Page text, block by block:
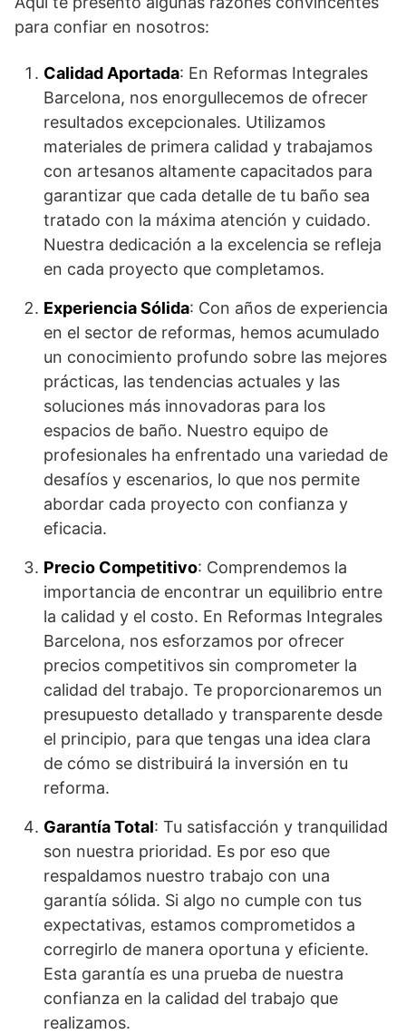
para confiar en nosotros:
Calidad Aportada: En Reformas Integrales
Barcelona, nos enorgullecemos de ofrecer
resultados excepcionales. Utilizamos
materiales de primera calidad y trabajamos
con artesanos altamente capacitados para
garantizar que cada detalle de tu baño sea
tratado con la máxima atención y cuidado.
Nuestra dedicación a la excelencia se refleja
en cada proyecto que completamos.
Experiencia Sólida: Con años de experiencia
en el sector de reformas, hemos acumulado
un conocimiento profundo sobre las mejores
prácticas, las tendencias actuales y las
soluciones más innovadoras para los
espacios de baño. Nuestro equipo de
profesionales ha enfrentado una variedad de
desafíos y escenarios, lo que nos permite
abordar cada proyecto con confianza y
eficacia.
Precio Competitivo: Comprendemos la
importancia de encontrar un equilibrio entre
la calidad y el costo. En Reformas Integrales
Barcelona, nos esforzamos por ofrecer
precios competitivos sin comprometer la
calidad del trabajo. Te proporcionaremos un
presupuesto detallado y transparente desde
el principio, para que tengas una idea clara
de cómo se distribuirá la inversión en tu
reforma.
Garantía Total: Tu satisfacción y tranquilidad
son nuestra prioridad. Es por eso que
respaldamos nuestro trabajo con una
garantía sólida. Si algo no cumple con tus
expectativas, estamos comprometidos a
corregirlo de manera oportuna y eficiente.
Esta garantía es una prueba de nuestra
confianza en la calidad del trabajo que
realizamos.